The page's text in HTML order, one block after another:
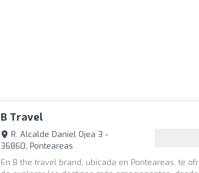
B Travel
R. Alcalde Daniel Ojea 3 -
36860, Ponteareas
En B the travel brand, ubicada en Ponteareas, te